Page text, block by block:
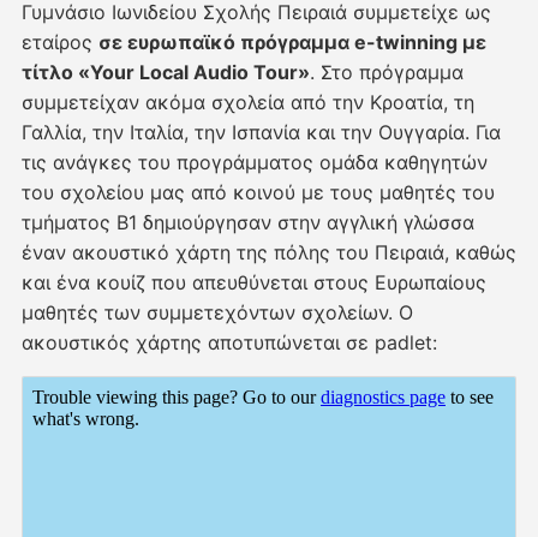
Γυμνάσιο Ιωνιδείου Σχολής Πειραιά συμμετείχε ως
εταίρος σε ευρωπαϊκό πρόγραμμα e-twinning με
τίτλο «Your Local Audio Tour». Στο πρόγραμμα
συμμετείχαν ακόμα σχολεία από την Κροατία, τη
Γαλλία, την Ιταλία, την Ισπανία και την Ουγγαρία. Για
τις ανάγκες του προγράμματος ομάδα καθηγητών
του σχολείου μας από κοινού με τους μαθητές του
τμήματος Β1 δημιούργησαν στην αγγλική γλώσσα
έναν ακουστικό χάρτη της πόλης του Πειραιά, καθώς
και ένα κουίζ που απευθύνεται στους Ευρωπαίους
μαθητές των συμμετεχόντων σχολείων. Ο
ακουστικός χάρτης αποτυπώνεται σε padlet: